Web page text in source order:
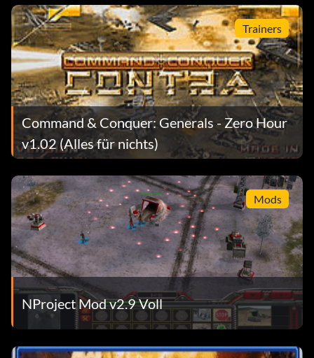
Trainers
Command & Conquer: Generals - Zero Hour
v1.02 (Alles für nichts)
Mods
NProject Mod v2.9 Voll